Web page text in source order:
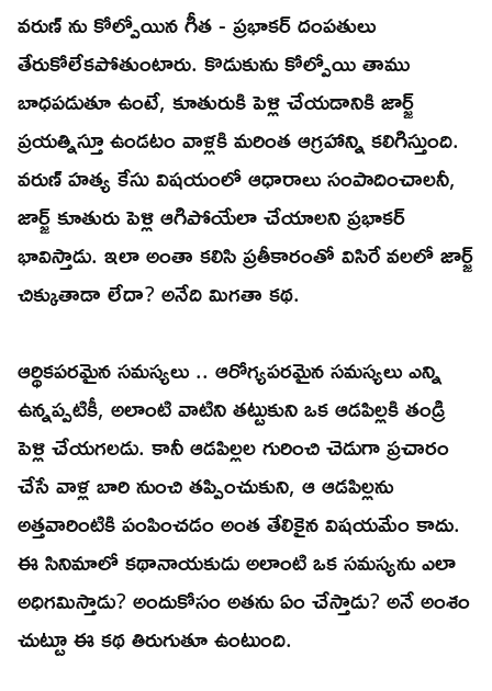
వరుణ్ ను కోల్పోయిన గీత - ప్రభాకర్ దంపతులు
తేరుకోలేకపోతుంటారు. కొడుకును కోల్పోయి తాము
బాధపడుతూ ఉంటే, కూతురుకి పెళ్లి చేయడానికి జార్జ్
ప్రయత్నిస్తూ ఉండటం వాళ్లకి మరింత ఆగ్రహాన్ని కలిగిస్తుంది.
వరుణ్ హత్య కేసు విషయంలో ఆధారాలు సంపాదించాలనీ,
జార్జ్ కూతురు పెళ్లి ఆగిపోయేలా చేయాలని ప్రభాకర్
భావిస్తాడు. ఇలా అంతా కలిసి ప్రతీకారంతో విసిరే వలలో జార్జ్
చిక్కుతాడా లేదా? అనేది మిగతా కథ.
ఆర్థికపరమైన సమస్యలు .. ఆరోగ్యపరమైన సమస్యలు ఎన్ని
ఉన్నప్పటికీ, అలాంటి వాటిని తట్టుకుని ఒక ఆడపిల్లకి తండ్రి
పెళ్లి చేయగలడు. కానీ ఆడపిల్లల గురించి చెడుగా ప్రచారం
చేసే వాళ్ల బారి నుంచి తప్పించుకుని, ఆ ఆడపిల్లను
అత్తవారింటికి పంపించడం అంత తేలికైన విషయమేం కాదు.
ఈ సినిమాలో కథానాయకుడు అలాంటి ఒక సమస్యను ఎలా
అధిగమిస్తాడు? అందుకోసం అతను ఏం చేస్తాడు? అనే అంశం
చుట్టూ ఈ కథ తిరుగుతూ ఉంటుంది.